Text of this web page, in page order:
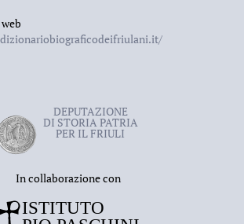
DEPUTAZIONE
DI STORIA PATRIA
PER IL FRIULI
In collaborazione con